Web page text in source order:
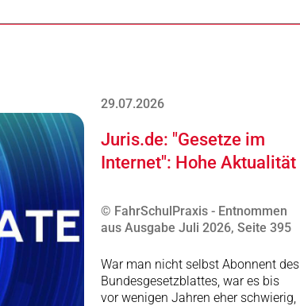
29.07.2026
Juris.de: "Gesetze im
Internet": Hohe Aktualität
© FahrSchulPraxis - Entnommen
aus Ausgabe Juli 2026, Seite 395
War man nicht selbst Abonnent des
Bundesgesetzblattes, war es bis
vor wenigen Jahren eher schwierig,